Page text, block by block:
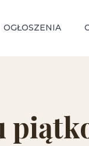
OGŁOSZENIA